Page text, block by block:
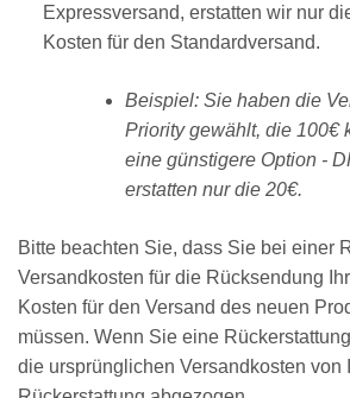
Expressversand, erstatten wir nur
Kosten für den Standardversand.
Beispiel: Sie haben die
Priority gewählt, die 100€
eine günstigere Option -
erstatten nur die 20€.
Bitte beachten Sie, dass Sie bei einer
Versandkosten für die Rücksendung
Kosten für den Versand des neuen
müssen. Wenn Sie eine
die ursprünglichen Versandkosten von